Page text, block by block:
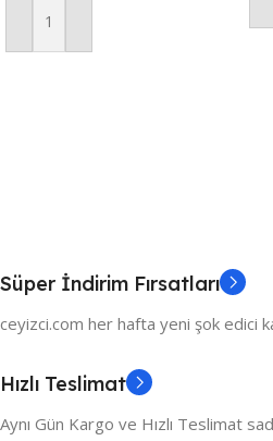
Sepete Ekle
Süper İndirim Fırsatları
ceyizci.com her hafta yeni şok edici
Hızlı Teslimat
Aynı Gün Kargo ve Hızlı Teslimat